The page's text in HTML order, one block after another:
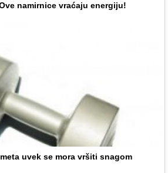
namirnice vraćaju energiju!
uvek se mora vršiti snagom